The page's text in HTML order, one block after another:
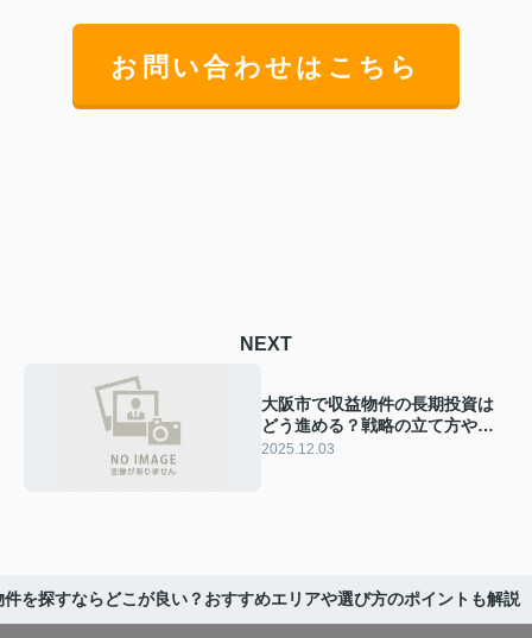
お問い合わせはこちら
NEXT
大阪市で収益物件の長期投資は
どう進める？戦略の立て方や運
用のポイントを紹介
2025.12.03
を探すならどこが良い？おすすめエリアや選び方のポイントも解説